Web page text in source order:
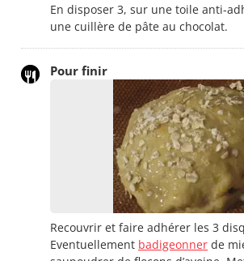
En disposer 3, sur une toile anti-
une cuillère de pâte au chocolat.
Pour finir
Recouvrir et faire adhérer les 3
Eventuellement badigeonner de